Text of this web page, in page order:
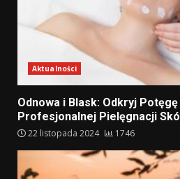
Aktualności
Odnowa i Blask: Odkryj
Profesjonalnej Pielęgnacji
22 listopada 2024 1746